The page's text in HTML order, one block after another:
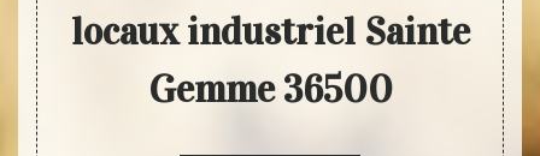
locaux industriel Sainte
Gemme 36500